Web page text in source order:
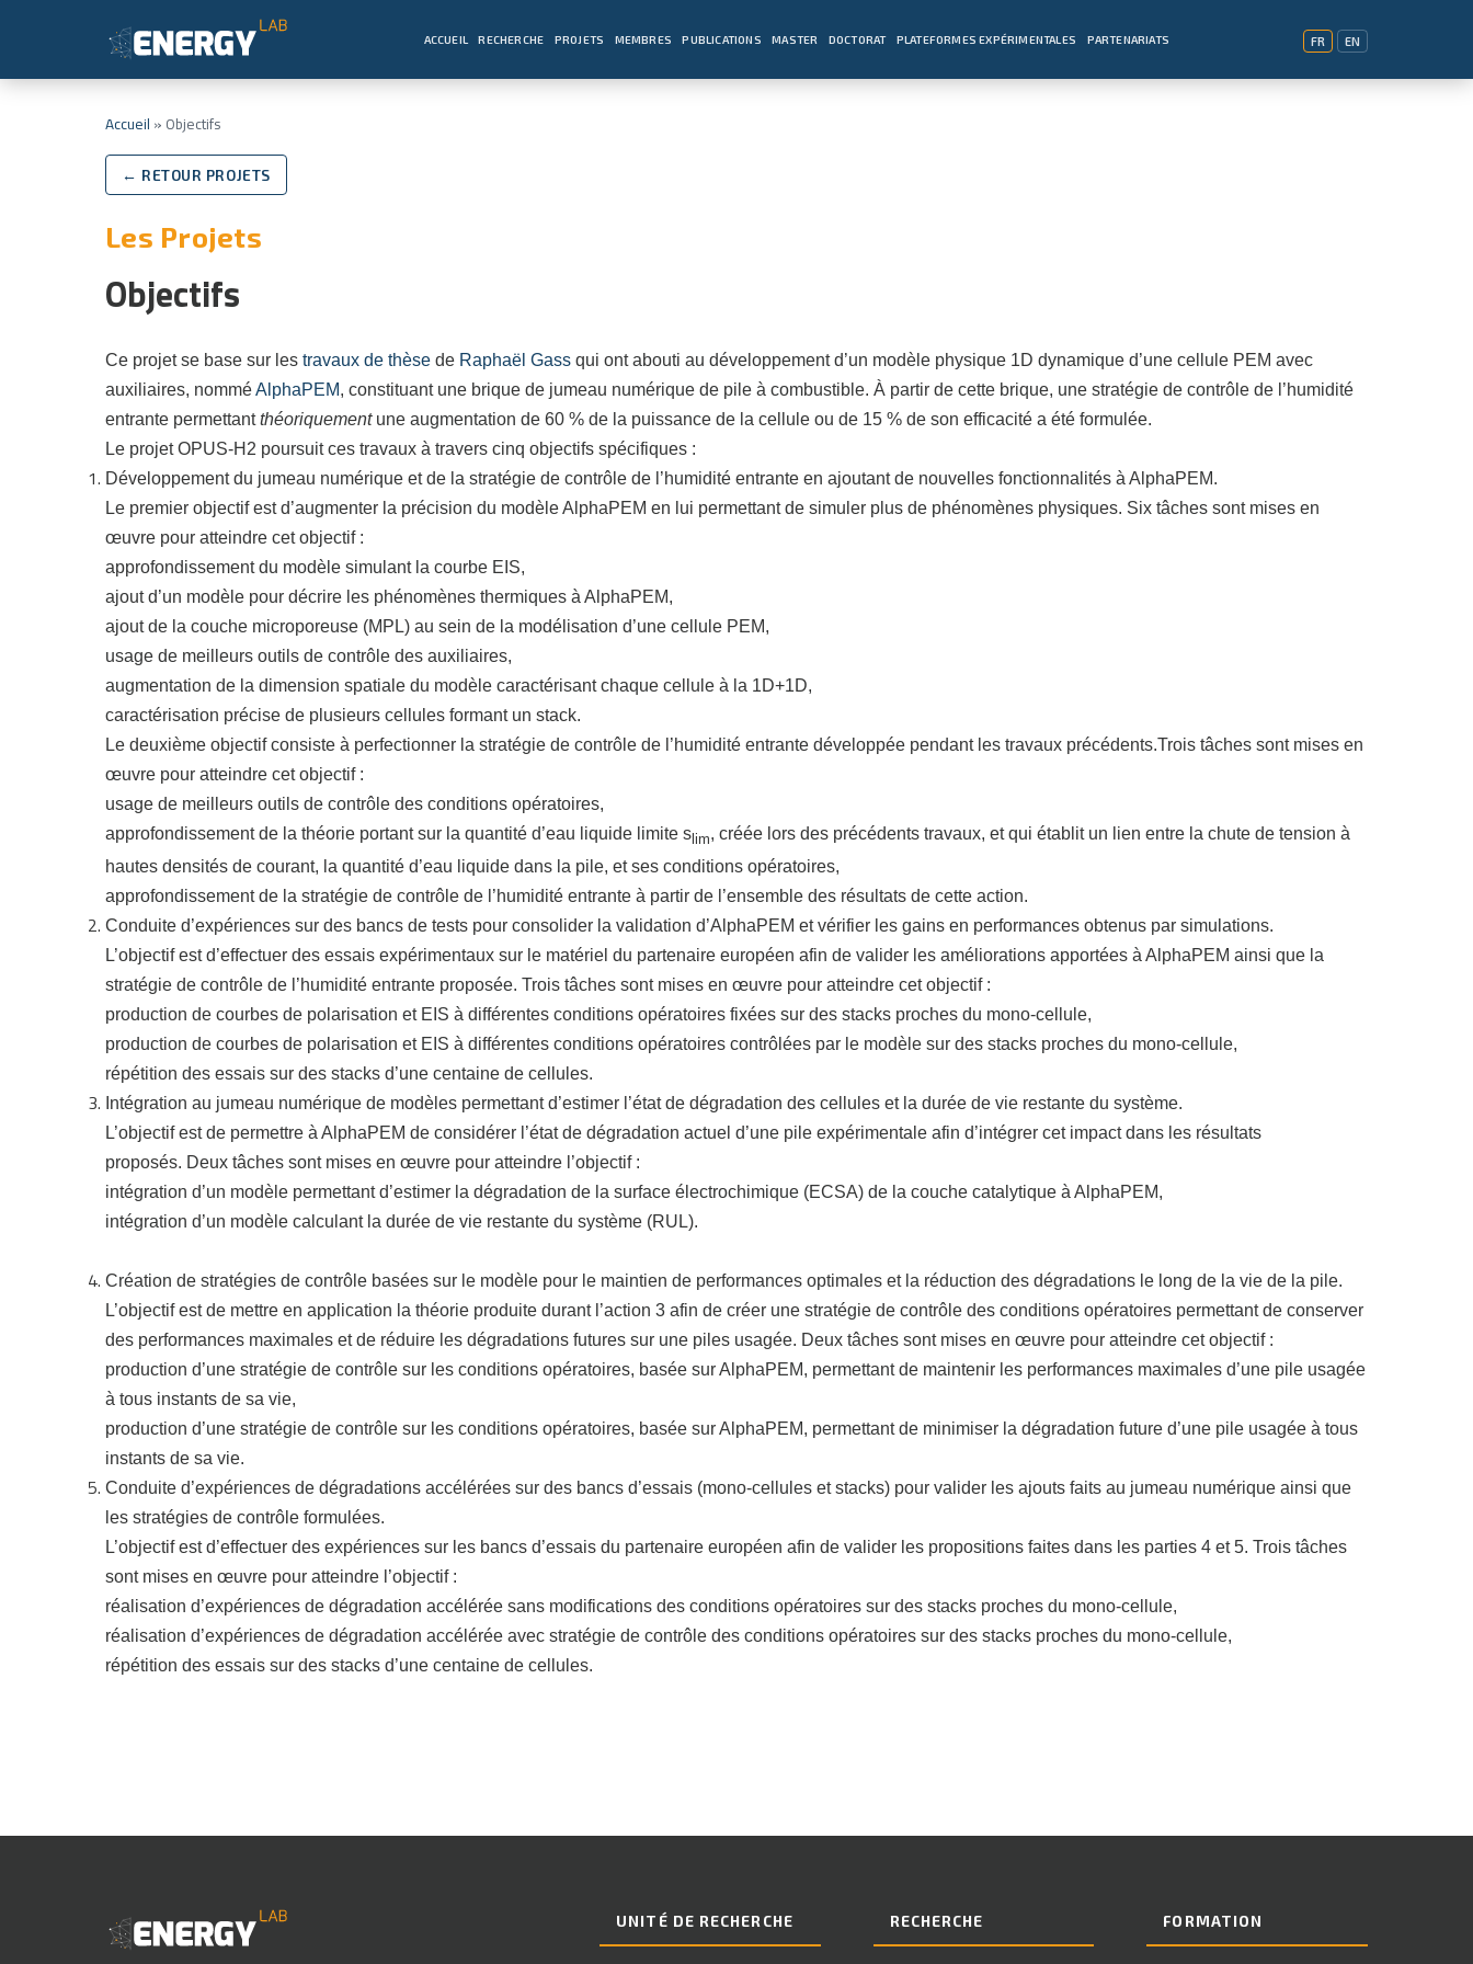
ACCUEIL RECHERCHE PROJETS MEMBRES PUBLICATIONS MASTER DOCTORAT PLATEFORMES EXPÉRIMENTALES PARTENARIATS FR EN
Accueil » Objectifs
← RETOUR PROJETS
Les Projets
Objectifs
Ce projet se base sur les travaux de thèse de Raphaël Gass qui ont abouti au développement d’un modèle physique 1D dynamique d’une cellule PEM avec
auxiliaires, nomméAlphaPEM, constituant une brique de jumeau numérique de pile à combustible. À partir de cette brique, une stratégie de contrôle de l’humidité
entrante permettantthéoriquementune augmentation de 60 % de la puissance de la cellule ou de 15 % de son efficacité a été formulée.
Le projet OPUS-H2 poursuit ces travaux à travers cinq objectifs spécifiques :
Développement du jumeau numérique et de la stratégie de contrôle de l’humidité entrante en ajoutant de nouvelles fonctionnalités à AlphaPEM.
Le premier objectif est d’augmenter la précision du modèle AlphaPEM en lui permettant de simuler plus de phénomènes physiques. Six tâches sont mises en
œuvre pour atteindre cet objectif :
approfondissement du modèle simulant la courbe EIS,
ajout d’un modèle pour décrire les phénomènes thermiques à AlphaPEM,
ajout de la couche microporeuse (MPL) au sein de la modélisation d’une cellule PEM,
usage de meilleurs outils de contrôle des auxiliaires,
augmentation de la dimension spatiale du modèle caractérisant chaque cellule à la 1D+1D,
caractérisation précise de plusieurs cellules formant un stack.
Le deuxième objectif consiste à perfectionner la stratégie de contrôle de l’humidité entrante développée pendant les travaux précédents.Trois tâches sont mises en
œuvre pour atteindre cet objectif :
usage de meilleurs outils de contrôle des conditions opératoires,
approfondissement de la théorie portant sur la quantité d’eau liquide limite s lim, créée lors des précédents travaux, et qui établit un lien entre la chute de tension à
hautes densités de courant, la quantité d’eau liquide dans la pile, et ses conditions opératoires,
approfondissement de la stratégie de contrôle de l’humidité entrante à partir de l’ensemble des résultats de cette action.
Conduite d’expériences sur des bancs de tests pour consolider la validation d’AlphaPEM et vérifier les gains en performances obtenus par simulations.
L’objectif est d’effectuer des essais expérimentaux sur le matériel du partenaire européen afin de valider les améliorations apportées à AlphaPEM ainsi que la
stratégie de contrôle de l’humidité entrante proposée. Trois tâches sont mises en œuvre pour atteindre cet objectif :
production de courbes de polarisation et EIS à différentes conditions opératoires fixées sur des stacks proches du mono-cellule,
production de courbes de polarisation et EIS à différentes conditions opératoires contrôlées par le modèle sur des stacks proches du mono-cellule,
répétition des essais sur des stacks d’une centaine de cellules.
Intégration au jumeau numérique de modèles permettant d’estimer l’état de dégradation des cellules et la durée de vie restante du système.
L’objectif est de permettre à AlphaPEM de considérer l’état de dégradation actuel d’une pile expérimentale afin d’intégrer cet impact dans les résultats
proposés. Deux tâches sont mises en œuvre pour atteindre l’objectif :
intégration d’un modèle permettant d’estimer la dégradation de la surface électrochimique (ECSA) de la couche catalytique à AlphaPEM,
intégration d’un modèle calculant la durée de vie restante du système (RUL).
Création de stratégies de contrôle basées sur le modèle pour le maintien de performances optimales et la réduction des dégradations le long de la vie de la pile.
L’objectif est de mettre en application la théorie produite durant l’action 3 afin de créer une stratégie de contrôle des conditions opératoires permettant de conserver
des performances maximales et de réduire les dégradations futures sur une piles usagée. Deux tâches sont mises en œuvre pour atteindre cet objectif :
production d’une stratégie de contrôle sur les conditions opératoires, basée sur AlphaPEM, permettant de maintenir les performances maximales d’une pile usagée
à tous instants de sa vie,
production d’une stratégie de contrôle sur les conditions opératoires, basée sur AlphaPEM, permettant de minimiser la dégradation future d’une pile usagée à tous
instants de sa vie.
Conduite d’expériences de dégradations accélérées sur des bancs d’essais (mono-cellules et stacks) pour valider les ajouts faits au jumeau numérique ainsi que
les stratégies de contrôle formulées.
L’objectif est d’effectuer des expériences sur les bancs d’essais du partenaire européen afin de valider les propositions faites dans les parties 4 et 5. Trois tâches
sont mises en œuvre pour atteindre l’objectif :
réalisation d’expériences de dégradation accélérée sans modifications des conditions opératoires sur des stacks proches du mono-cellule,
réalisation d’expériences de dégradation accélérée avec stratégie de contrôle des conditions opératoires sur des stacks proches du mono-cellule,
répétition des essais sur des stacks d’une centaine de cellules.
UNITÉ DE RECHERCHE RECHERCHE FORMATION